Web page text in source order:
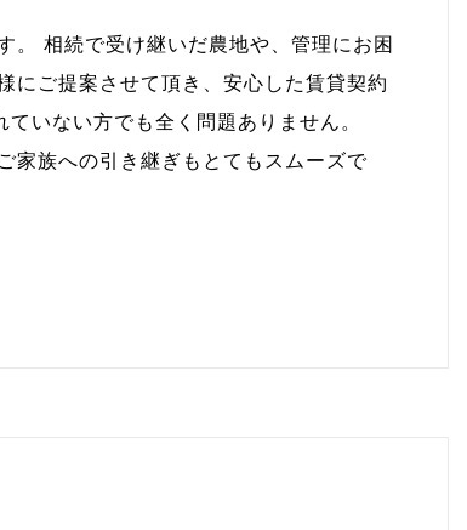
。 相続で受け継いだ農地や、管理にお困
にご提案させて頂き、安心した賃貸契約
ていない方でも全く問題ありません。
家族への引き継ぎもとてもスムーズで